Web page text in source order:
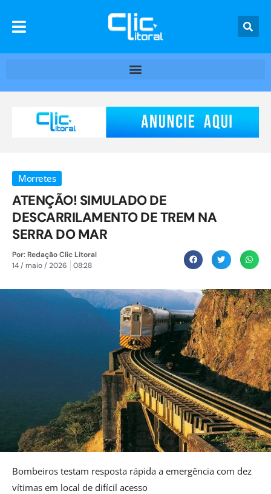
Morretes
ATENÇÃO! SIMULADO DE
DESCARRILAMENTO DE TREM NA
SERRA DO MAR
Por:Redação Clic Litoral
14 / maio / 2026
08:28
Bombeiros testam resposta rápida a emergência com dez
vítimas em local de difícil acesso